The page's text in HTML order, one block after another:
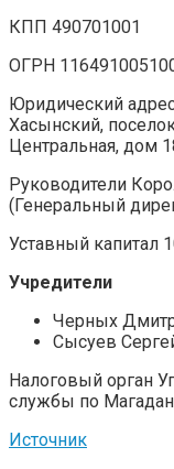
КПП 490701001
ОГРН
Юридический
Хасынский,
Центральная, дом
Руководители
(Генеральный
Уставный капитал
Учредители
Черных
Сысуев
Налоговый орган
службы по
Источник